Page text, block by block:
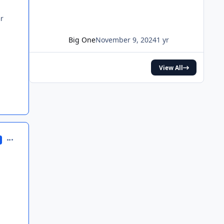
comment_281187
Big OneNovember 9, 20241 yr
View All